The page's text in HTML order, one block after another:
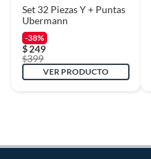
Set 32 Piezas Y + Puntas
Ubermann
-38%
$249
$399
VER PRODUCTO